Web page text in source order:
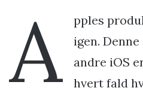
A
pples
igen.
andre iOS
hvert fald